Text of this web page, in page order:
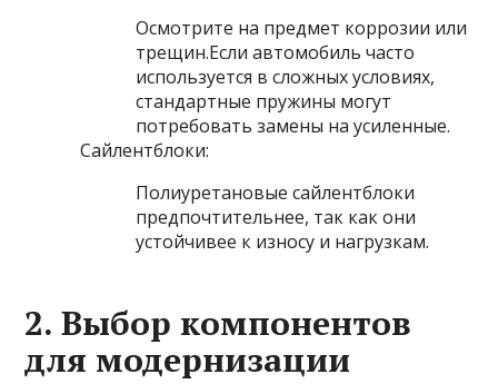
Осмотрите на предмет коррозии или
трещин.Если автомобиль часто
используется в сложных условиях,
стандартные пружины могут
потребовать замены на усиленные.
Сайлентблоки:
Полиуретановые сайлентблоки
предпочтительнее, так как они
устойчивее к износу и нагрузкам.
2. Выбор компонентов
для модернизации